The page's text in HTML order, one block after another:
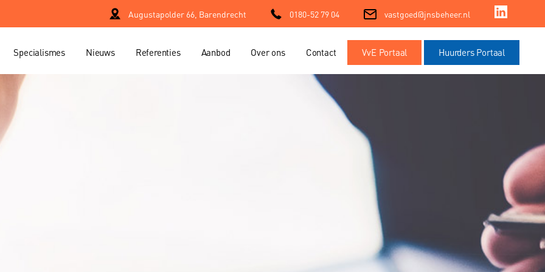
Augustapolder 66, Barendrecht 0180-52 79 04 vastgoed@jnsbeheer.nl
Specialismes Nieuws Referenties Aanbod Over ons Contact VvE Portaal Huurders Portaal